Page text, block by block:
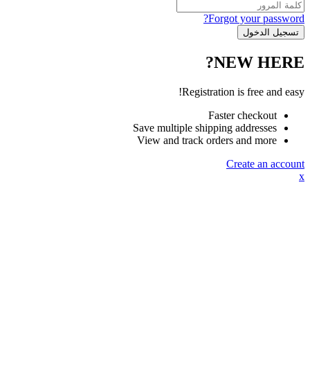
Forgot your password?
NEW HERE?
Registration is free and easy!
Faster checkout
Save multiple shipping addresses
View and track orders and more
Create an account
x